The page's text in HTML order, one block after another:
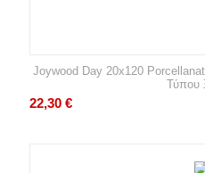
Joywood Day 20x120
Τύπου
22,30 €